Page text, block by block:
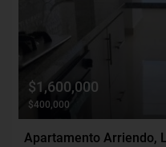
$1,600,000
$400,000